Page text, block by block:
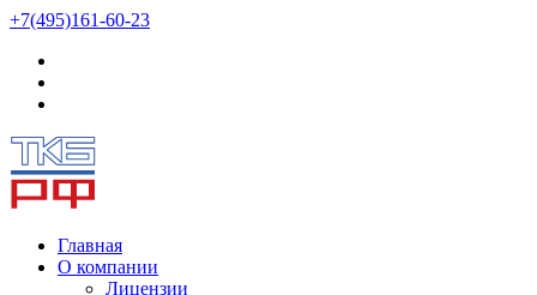
+7(495)161-60-23
Главная
О компании
Лицензии